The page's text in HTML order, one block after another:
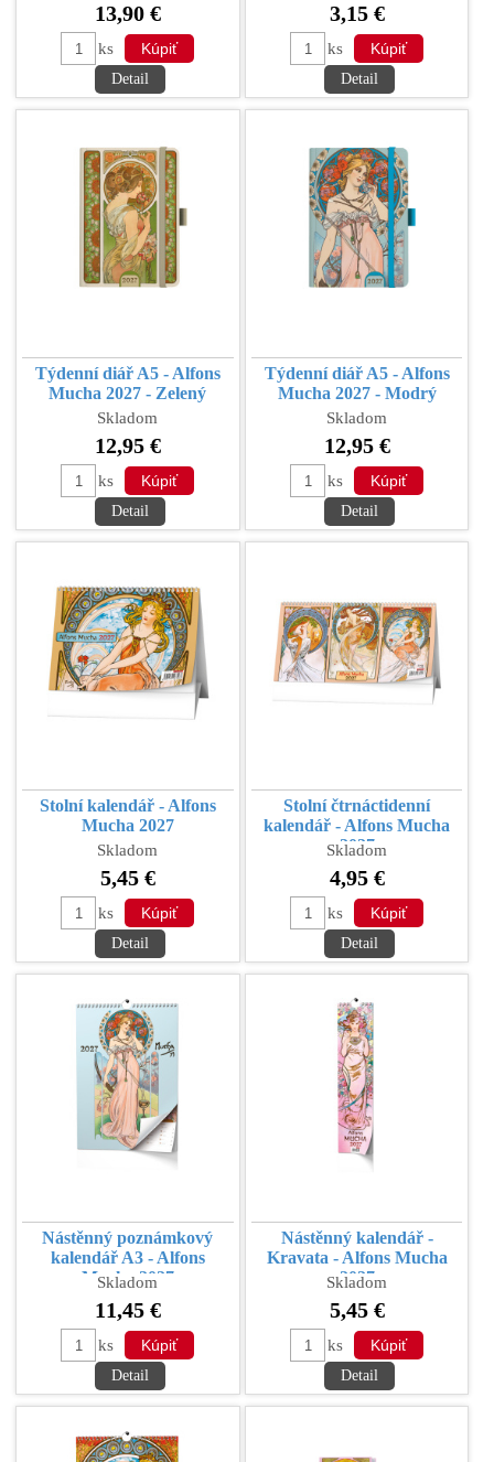
13,90 €
ks
Detail
3,15 €
ks
Detail
Týdenní diář A5 - Alfons
Mucha 2027 - Zelený
Skladom
12,95 €
ks
Detail
Týdenní diář A5 - Alfons
Mucha 2027 - Modrý
Skladom
12,95 €
ks
Detail
Stolní kalendář - Alfons
Mucha 2027
Skladom
5,45 €
ks
Detail
Stolní čtrnáctidenní
kalendář - Alfons Mucha
2027
Skladom
4,95 €
ks
Detail
Nástěnný poznámkový
kalendář A3 - Alfons
Mucha 2027
Skladom
11,45 €
ks
Detail
Nástěnný kalendář -
Kravata - Alfons Mucha
2027
Skladom
5,45 €
ks
Detail